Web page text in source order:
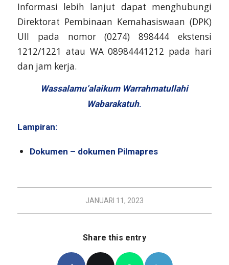
Informasi lebih lanjut dapat menghubungi
Direktorat Pembinaan Kemahasiswaan (DPK)
UII pada nomor (0274) 898444 ekstensi
1212/1221 atau WA 08984441212 pada hari
dan jam kerja.
Wassalamu’alaikum Warrahmatullahi
Wabarakatuh.
Lampiran:
Dokumen – dokumen Pilmapres
JANUARI 11, 2023
Share this entry